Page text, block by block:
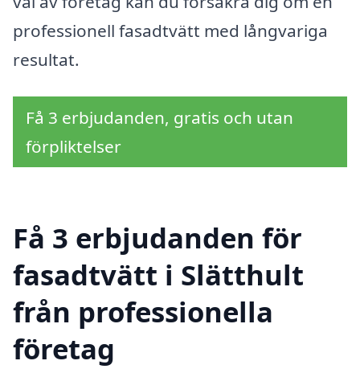
professionell fasadtvätt med långvariga
resultat.
Få 3 erbjudanden, gratis och utan
förpliktelser
Få 3 erbjudanden för
fasadtvätt i Slätthult
från professionella
företag